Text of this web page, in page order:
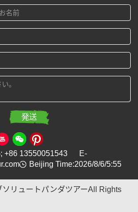
+86 13550051543 E-
Beijing Time:2026/8/6/5:55
リュートパンダツアーAll Rights